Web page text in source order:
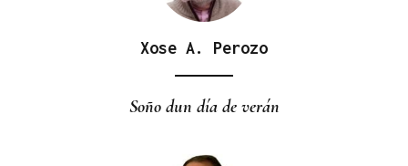
Xose A. Perozo
Soño dun día de verán